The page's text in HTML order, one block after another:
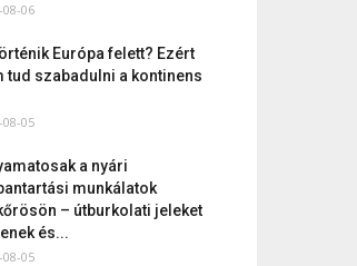
08-06
Európa felett? Ezért
tud szabadulni a kontinens
08-05
a nyári
munkálatok
– útburkolati jeleket
és...
08-05